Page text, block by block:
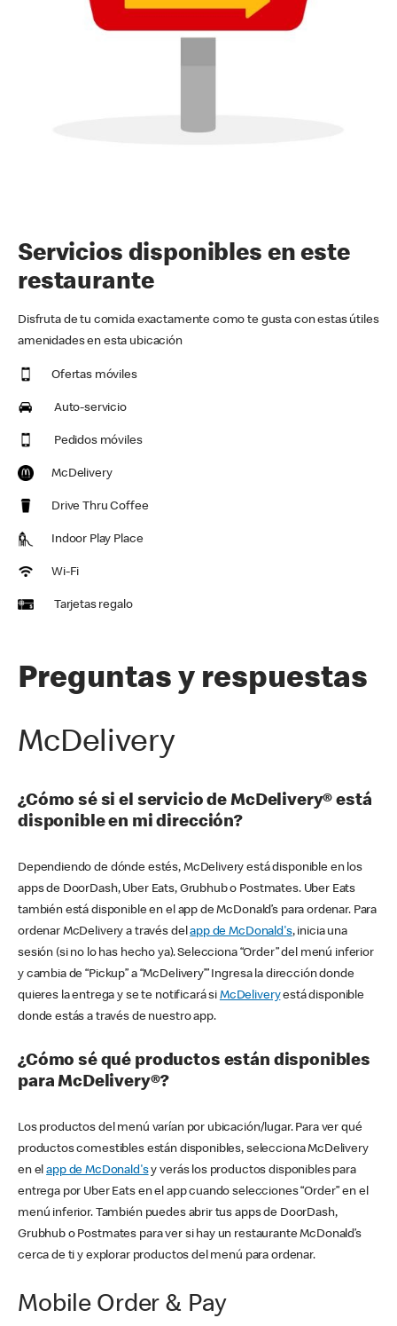
Servicios disponibles en este
restaurante
Disfruta de tu comida exactamente como te gusta con estas útiles
amenidades en esta ubicación
Ofertas móviles
Auto-servicio
Pedidos móviles
McDelivery
Drive Thru Coffee
Indoor Play Place
Wi-Fi
Tarjetas regalo
Preguntas y respuestas
McDelivery
¿Cómo sé si el servicio de McDelivery® está
disponible en mi dirección?
Dependiendo de dónde estés, McDelivery está disponible en los
apps de DoorDash, Uber Eats, Grubhub o Postmates. Uber Eats
también está disponible en el app de McDonald’s para ordenar. Para
ordenar McDelivery a través delapp de McDonald's, inicia una
sesión (si no lo has hecho ya). Selecciona “Order” del menú inferior
y cambia de “Pickup” a “McDelivery’” Ingresa la dirección donde
quieres la entrega y se te notificará si McDeliveryestá disponible
donde estás a través de nuestro app.
¿Cómo sé qué productos están disponibles
para McDelivery®?
Los productos del menú varían por ubicación/lugar. Para ver qué
productos comestibles están disponibles, selecciona McDelivery
en elapp de McDonald'sy verás los productos disponibles para
entrega por Uber Eats en el app cuando selecciones “Order” en el
menú inferior. También puedes abrir tus apps de DoorDash,
Grubhub o Postmates para ver si hay un restaurante McDonald’s
cerca de ti y explorar productos del menú para ordenar.
Mobile Order & Pay